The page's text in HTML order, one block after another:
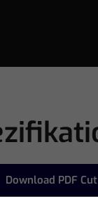
Download PDF